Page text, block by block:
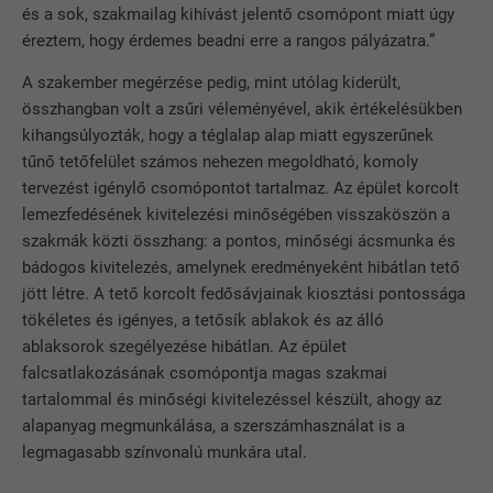
és a sok, szakmailag kihívást jelentő csomópont miatt úgy
éreztem, hogy érdemes beadni erre a rangos pályázatra.”
A szakember megérzése pedig, mint utólag kiderült,
összhangban volt a zsűri véleményével, akik értékelésükben
kihangsúlyozták, hogy a téglalap alap miatt egyszerűnek
tűnő tetőfelület számos nehezen megoldható, komoly
tervezést igénylő csomópontot tartalmaz. Az épület korcolt
lemezfedésének kivitelezési minőségében visszaköszön a
szakmák közti összhang: a pontos, minőségi ácsmunka és
bádogos kivitelezés, amelynek eredményeként hibátlan tető
jött létre. A tető korcolt fedősávjainak kiosztási pontossága
tökéletes és igényes, a tetősík ablakok és az álló
ablaksorok szegélyezése hibátlan. Az épület
falcsatlakozásának csomópontja magas szakmai
tartalommal és minőségi kivitelezéssel készült, ahogy az
alapanyag megmunkálása, a szerszámhasználat is a
legmagasabb színvonalú munkára utal.
NÉV cookie_optin
FOLYAMAT 12 hónap
CÉL
Ez a süti elengedhetetlen a süti opt-in
bővítményének működéséhez. Azért
kell elmenteni, hogy az eszköz tudja, a
felhasználó mely sütikategóriákat
fogadta el.
CÉL
Egy egyértelmű azonosítót jegyez be,
generálására használnak azzal
kapcsolatban, hogy a látogató hogyan
használja a weboldalt.
NÉV _gat
SZOLGÁLTATÓ Google Analytics
CÉL
A Google Analytics alkalmazza annak
érdekében, hogy a kérelmek arányát
korlátozza.
szolgáltatásokat)” reklámcélokra használják fel (harmadik fél
szolgáltatók), hogy személyre szabott hirdetéseket tudjanak
megjeleníteni. Ennek érdekében a felhasználókat
weboldalakon átívelően követik nyomon. Ha ezeket a sütiket
elfogadják, akkor a videóplatformok és közösségi média
platformok tartalmaihoz való hozzáférés külön manuális
engedélyezést már nem igényel.
NÉV NID
SZOLGÁLTATÓ Google
FOLYAMAT 6 hónap
CÉL
Ez a süti egy egyértelmű azonosítót
tartalmaz, amely az Ön által preferált
beállítások és egyéb információk
eltárolására szolgál, ilyen különösen az
Süti információk megjelenítése